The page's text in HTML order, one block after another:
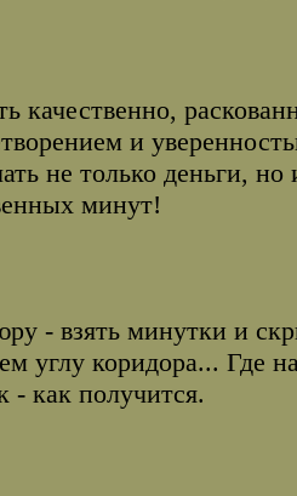
качественно,
и
не только деньги,
минут!
- взять минутки и
углу коридора... Где
- как получится.